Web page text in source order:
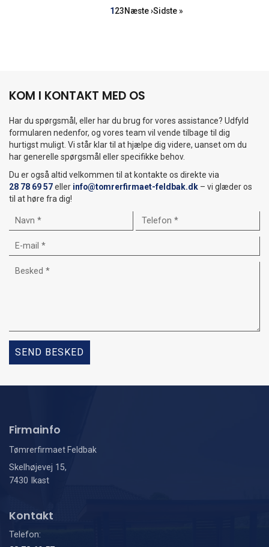
Side
1Side
2Side
3Næste
Næste ›Sidste
Sidste »
KOM I KONTAKT MED OS
Har du spørgsmål, eller har du brug for vores assistance? Udfyld
formularen nedenfor, og vores team vil vende tilbage til dig
hurtigst muligt. Vi står klar til at hjælpe dig videre, uanset om du
har generelle spørgsmål eller specifikke behov.
Du er også altid velkommen til at kontakte os direkte via
28 78 69 57eller info@tomrerfirmaet-feldbak.dk – vi glæder os
til at høre fra dig!
Firmainfo
Tømrerfirmaet Feldbak
Skelhøjevej 15,
7430 Ikast
Kontakt
Telefon: